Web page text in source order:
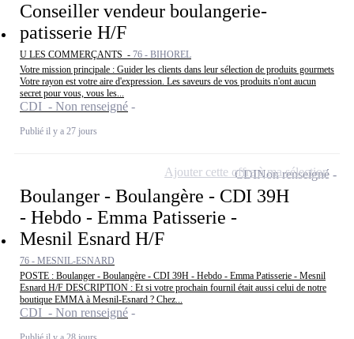
Conseiller vendeur boulangerie-
patisserie H/F
U LES COMMERÇANTS - 76 - BIHOREL
Votre mission principale : Guider les clients dans leur sélection de produits gourmets
Votre rayon est votre aire d'expression. Les saveurs de vos produits n'ont aucun
secret pour vous, vous les...
CDI - Non renseigné
Publié il y a 27 jours
Boulanger - Boulangère - CDI 39H
- Hebdo - Emma Patisserie -
Mesnil Esnard H/F
76 - MESNIL-ESNARD
POSTE : Boulanger - Boulangère - CDI 39H - Hebdo - Emma Patisserie - Mesnil
Esnard H/F DESCRIPTION : Et si votre prochain fournil était aussi celui de notre
boutique EMMA à Mesnil-Esnard ? Chez...
CDI - Non renseigné
CDINon renseigné
Ajouter cette offre à ma sélection